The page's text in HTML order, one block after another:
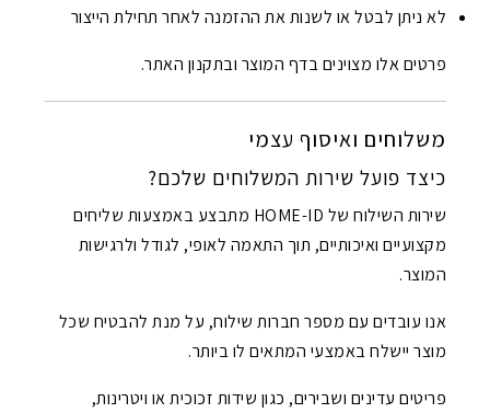
לא ניתן לבטל או לשנות את ההזמנה לאחר תחילת הייצור
פרטים אלו מצוינים בדף המוצר ובתקנון האתר.
משלוחים ואיסוף עצמי
כיצד פועל שירות המשלוחים שלכם?
שירות השילוח של HOME-ID מתבצע באמצעות שליחים
מקצועיים ואיכותיים, תוך התאמה לאופי, לגודל ולרגישות
המוצר.
אנו עובדים עם מספר חברות שילוח, על מנת להבטיח שכל
מוצר יישלח באמצעי המתאים לו ביותר.
פריטים עדינים ושבירים, כגון שידות זכוכית או ויטרינות,